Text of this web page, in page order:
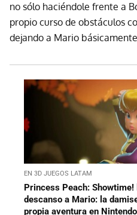
no sólo haciéndole frente a
propio curso de obstáculos
dejando a Mario
EN 3D JUEGOS LATAM
Princess Peach:
descanso a Mario: la
propia aventura en